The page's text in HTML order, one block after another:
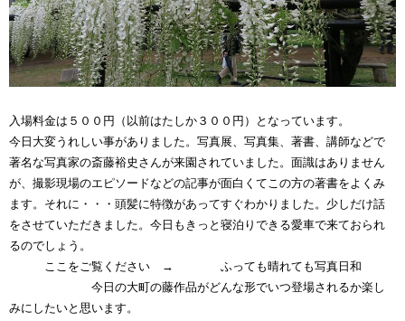
入場料金は５００円（以前はたしか３００円）となっています。
今日大変うれしい事がありました。写真展、写真集、著書、講師などで
著名な写真家の斎藤裕史さんが来園されていました。面識はありません
が、撮影現場のエピソードなどの記事が面白くてこの方の著書をよくみ
ます。それに・・・頭髪に特徴があってすぐわかりました。少しだけ話
をさせていただきました。今日もきっと寝泊りできる愛車で来ておられ
るのでしょう。
ここをご覧ください → ふっても晴れても写真日和
今日の大町の藤作品がどんな形でいつ登場されるか楽し
みにしたいと思います。